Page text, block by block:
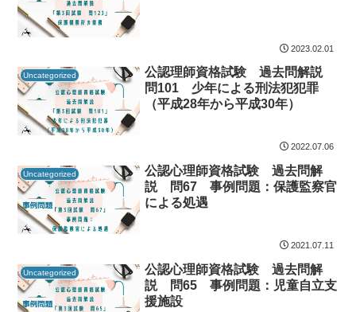
2023.02.01
Uncategorized
公認理師資格試験 過去問解説
問101 少年による刑法犯犯罪
（平成28年から平成30年）
2022.07.06
Uncategorized
公認心理師資格試験 過去問解
説 問67 事例問題：保護監察官
による処遇
2021.07.11
Uncategorized
公認心理師資格試験 過去問解
説 問65 事例問題：児童自立支
援施設